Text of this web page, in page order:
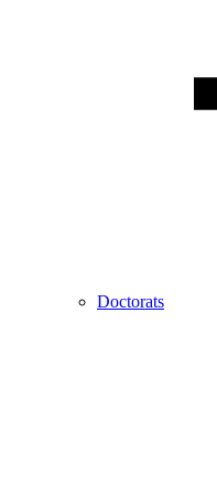
Doctorats